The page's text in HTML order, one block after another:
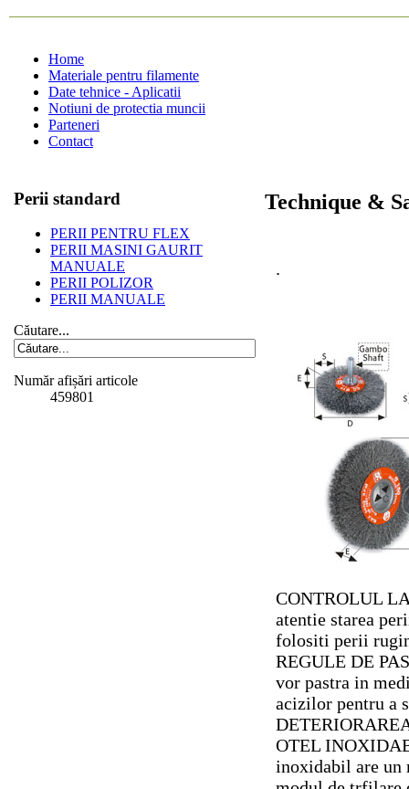
Home
Materiale pentru filamente
Date tehnice - Aplicatii
Notiuni de protectia muncii
Parteneri
Contact
Perii standard
PERII PENTRU FLEX
PERII MASINI GAURIT
MANUALE
PERII POLIZOR
PERII MANUALE
Căutare...
Număr afișări articole
459801
Technique &
.
CONTROLUL
atentie starea
folositi perii
REGULE DE
vor pastra in
acizilor pentru a
OTEL
inoxidabil are un